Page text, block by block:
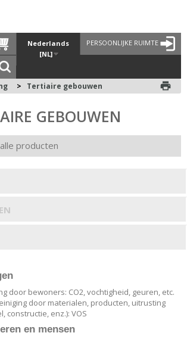
PERSOONLIJKE RUIMTE
Nederlands
[NL]
> Tertiaire gebouwen print
GEBOUWEN
alle producten
door bewoners: CO2, vochtigheid, geuren, etc.
door materialen, producten, uitrusting
constructie, enz.): VOS
en mensen